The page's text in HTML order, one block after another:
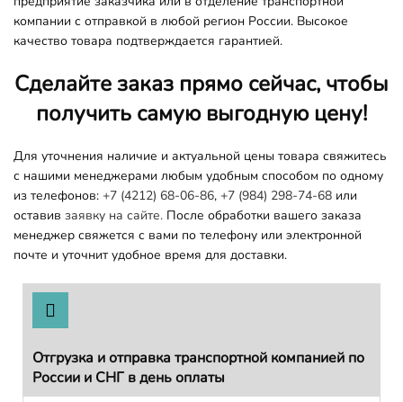
компании с отправкой в любой регион России. Высокое
качество товара подтверждается гарантией.
Сделайте заказ прямо сейчас, чтобы
получить самую выгодную цену!
Для уточнения наличие и актуальной цены товара свяжитесь
с нашими менеджерами любым удобным способом по одному
из телефонов: +7 (4212) 68-06-86, +7 (984) 298-74-68 или
оставив заявку на сайте. После обработки вашего заказа
менеджер свяжется с вами по телефону или электронной
почте и уточнит удобное время для доставки.
Отгрузка и отправка транспортной компанией по
России и СНГ в день оплаты